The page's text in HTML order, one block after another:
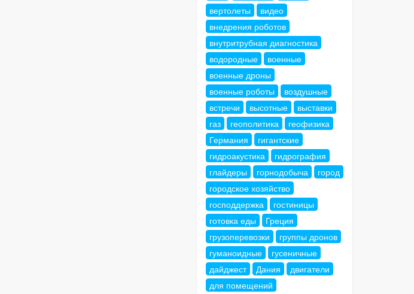
вертолеты
видео
внедрения роботов
внутритрубная диагностика
водородные
военные
военные дроны
военные роботы
воздушные
встречи
высотные
выставки
газ
геополитика
геофизика
Германия
гигантские
гидроакустика
гидрография
глайдеры
горнодобыча
город
городское хозяйство
господдержка
гостиницы
готовка еды
Греция
грузоперевозки
группы дронов
гуманоидные
гусеничные
дайджест
Дания
двигатели
для помещений